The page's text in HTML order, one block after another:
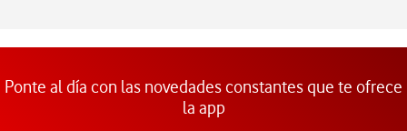
Ponte al día con las novedades constantes que te ofrece
la app